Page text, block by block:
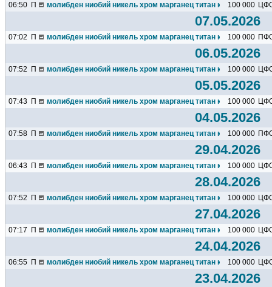
06:50 П молибден ниобий никель хром марганец титан кремний чугун
100 000
07.05.2026
07:02 П молибден ниобий никель хром марганец титан кремний чугун
100 000
06.05.2026
07:52 П молибден ниобий никель хром марганец титан кремний чугун
100 000
05.05.2026
07:43 П молибден ниобий никель хром марганец титан кремний чугун
100 000
04.05.2026
07:58 П молибден ниобий никель хром марганец титан кремний чугун
100 000
29.04.2026
06:43 П молибден ниобий никель хром марганец титан кремний чугун
100 000
28.04.2026
07:52 П молибден ниобий никель хром марганец титан кремний чугун
100 000
27.04.2026
07:17 П молибден ниобий никель хром марганец титан кремний чугун
100 000
24.04.2026
06:55 П молибден ниобий никель хром марганец титан кремний чугун
100 000
23.04.2026